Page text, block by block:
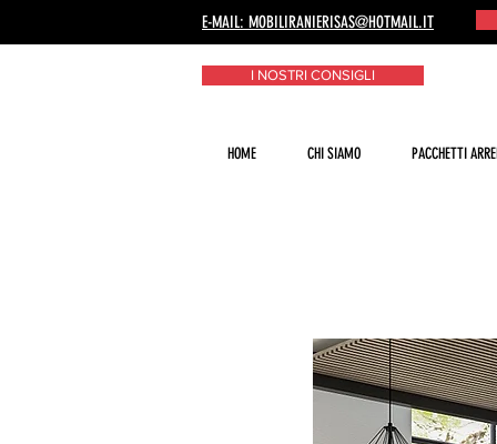
E-MAIL: MOBILIRANIERISAS@HOTMAIL.IT
I NOSTRI CONSIGLI
HOME CHI SIAMO PACCHETTI